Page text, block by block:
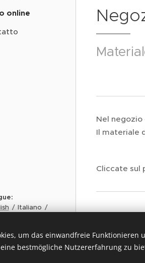
online
Nel
Il materiale
Cliccate sul
STIFTUNG
Italiano
um das einwandfreie Funktionieren
bestmögliche Nutzererfahrung zu